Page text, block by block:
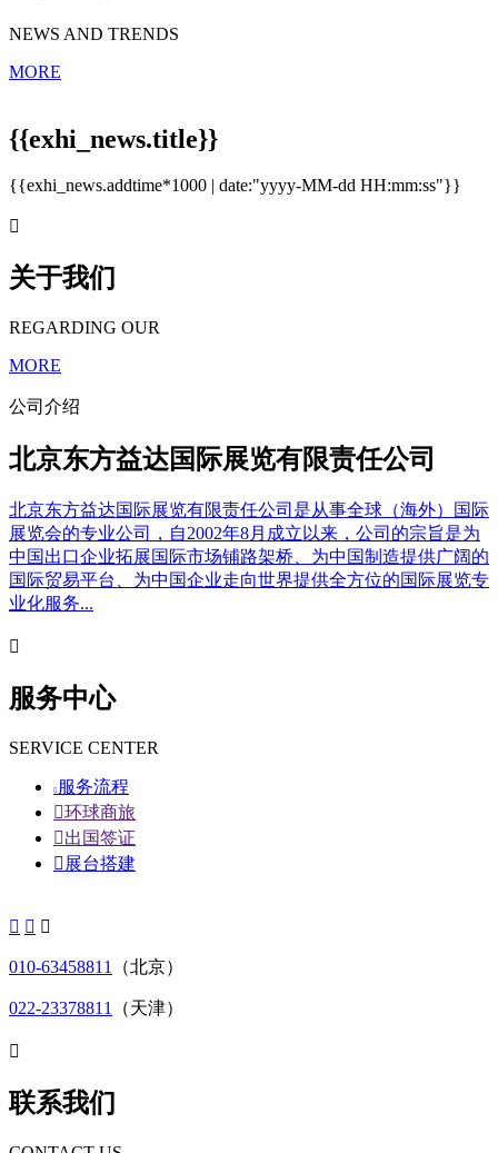
NEWS AND TRENDS
MORE
{{exhi_news.title}}
{{exhi_news.addtime*1000 | date:"yyyy-MM-dd HH:mm:ss"}}

关于我们
REGARDING OUR
MORE
公司介绍
北京东方益达国际展览有限责任公司
北京东方益达国际展览有限责任公司是从事全球（海外）国际
展览会的专业公司，自2002年8月成立以来，公司的宗旨是为
中国出口企业拓展国际市场铺路架桥、为中国制造提供广阔的
国际贸易平台、为中国企业走向世界提供全方位的国际展览专
业化服务...

服务中心
SERVICE CENTER
 服务流程
环球商旅
出国签证
 展台搭建
  
010-63458811 （北京）
022-23378811 （天津）

联系我们